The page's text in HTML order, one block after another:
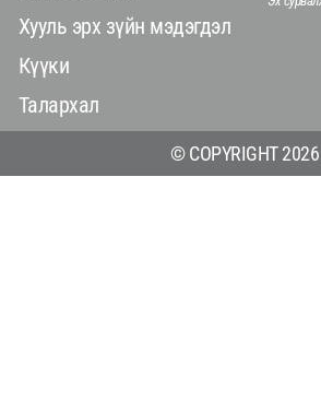
Хууль эрх зүйн мэдэгдэл
Күүки
Талархал
© COPYRIGHT 2026